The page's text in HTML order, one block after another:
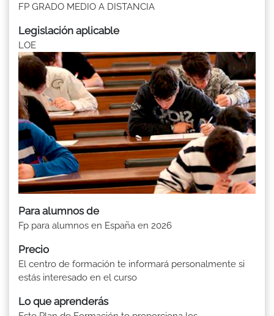
FP GRADO MEDIO A DISTANCIA
Legislación aplicable
LOE
Para alumnos de
Fp para alumnos en España en 2026
Precio
El centro de formación te informará personalmente si
estás interesado en el curso
Lo que aprenderás